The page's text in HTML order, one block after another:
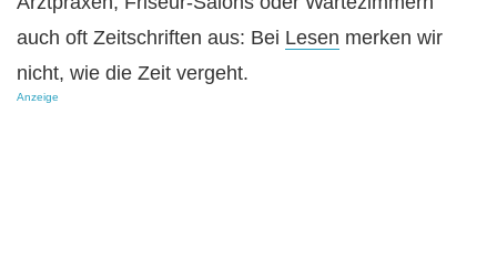
auch oft Zeitschriften aus: Bei Lesen merken wir
nicht, wie die Zeit vergeht.
Anzeige